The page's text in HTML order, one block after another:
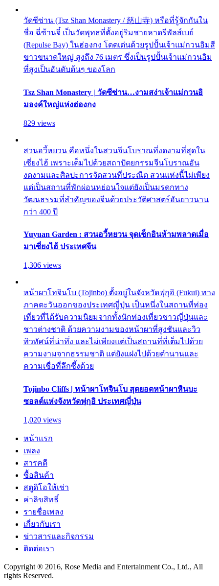
วัดซีซ่าน (Tsz Shan Monastery / 慈山寺) หรือที่รู้จักกันใน
ชื่อ ฉี่ซ้านจี๋ เป็นวัดพุทธที่ตั้งอยู่ริมชายหาดรีพัลส์เบย์
(Repulse Bay) ในฮ่องกง โดดเด่นด้วยรูปปั้นเจ้าแม่กวนอิมสี
ขาวขนาดใหญ่ สูงถึง 76 เมตร ซึ่งเป็นรูปปั้นเจ้าแม่กวนอิม
ที่สูงเป็นอันดับต้นๆ ของโลก
Tsz Shan Monastery | วัดซีซ่าน…งามสง่าเจ้าแม่กวนอิ
มองค์ใหญ่แห่งฮ่องกง
829 views
สวนอวี้หยวน คือหนึ่งในสวนจีนโบราณที่งดงามที่สุดใน
เซี่ยงไฮ้ เพราะเต็มไปด้วยสถาปัตยกรรมจีนโบราณอัน
งดงามและศิลปะการจัดสวนที่ประณีต สวนแห่งนี้ไม่เพียง
แต่เป็นสถานที่พักผ่อนหย่อนใจแต่ยังเป็นมรดกทาง
วัฒนธรรมที่สำคัญของจีนด้วยประวัติศาสตร์อันยาวนาน
กว่า 400 ปี
Yuyuan Garden : สวนอวี้หยวน จุดเช็กอินห้ามพลาดเมื่อ
มาเซี่ยงไฮ้ ประเทศจีน
1,306 views
หน้าผาโทจินโบ (Tojinbo) ตั้งอยู่ในจังหวัดฟุกุอิ (Fukui) ทาง
ภาคตะวันออกของประเทศญี่ปุ่น เป็นหนึ่งในสถานที่ท่อง
เที่ยวที่ได้รับความนิยมจากทั้งนักท่องเที่ยวชาวญี่ปุ่นและ
ชาวต่างชาติ ด้วยความงามของหน้าผาที่สูงชันและวิว
ทิวทัศน์ที่น่าทึ่ง และไม่เพียงแต่เป็นสถานที่ที่เต็มไปด้วย
ความงามจากธรรมชาติ แต่ยังแฝงไปด้วยตำนานและ
ความเชื่อที่ลึกซึ้งด้วย
Tojinbo Cliffs | หน้าผาโทจินโบ สุดยอดหน้าผาหินบะ
ซอลต์แห่งจังหวัดฟุกุอิ ประเทศญี่ปุ่น
1,020 views
หน้าแรก
เพลง
สารคดี
ซื้อสินค้า
สตูดิโอให้เช่า
ค่าลิขสิทธิ์
รายชื่อเพลง
เกี่ยวกับเรา
ข่าวสารและกิจกรรม
ติดต่อเรา
Copyright ® 2016, Rose Media and Entertainment Co., Ltd., All
rights Reserved.